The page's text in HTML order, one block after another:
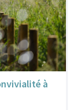
à